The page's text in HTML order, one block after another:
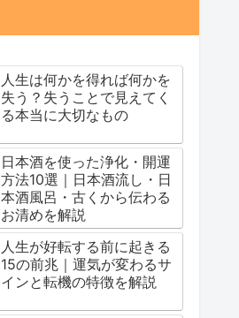
人生は何かを得れば何かを
失う？失うことで見えてく
る本当に大切なもの
日本酒を使った浄化・開運
方法10選｜日本酒流し・日
本酒風呂・古くから伝わる
お清めを解説
人生が好転する前に起きる
15の前兆｜運気が変わるサ
インと転機の特徴を解説